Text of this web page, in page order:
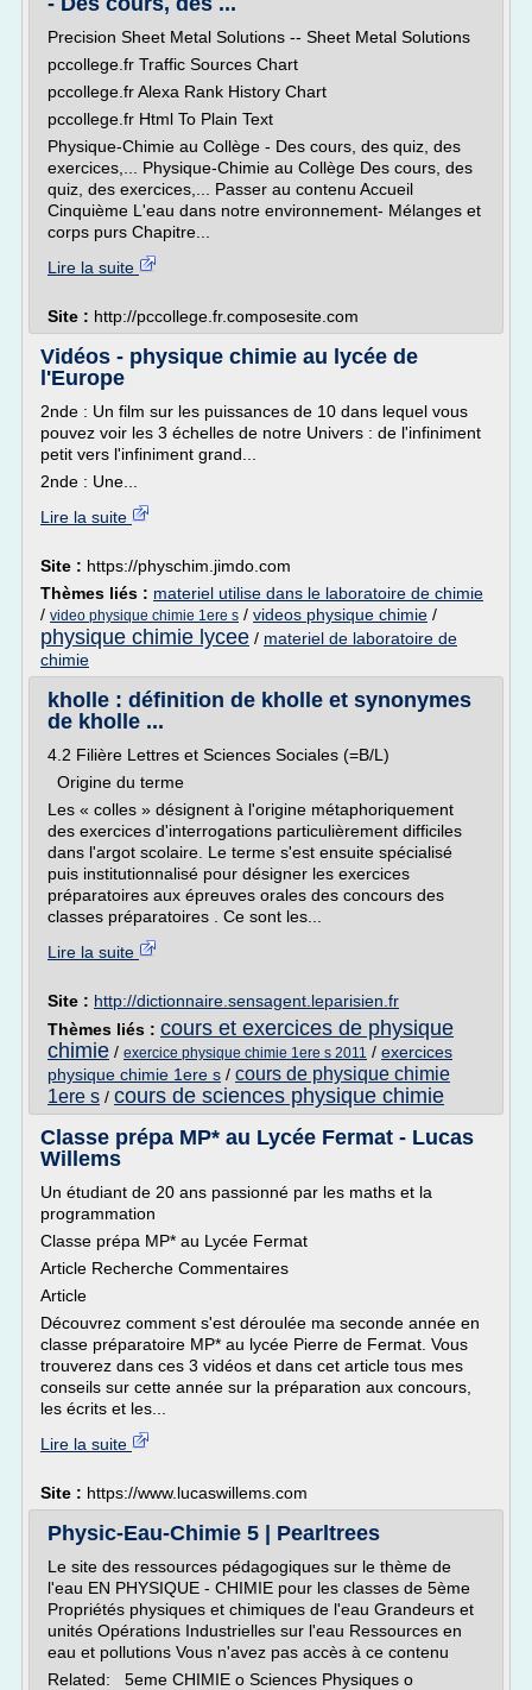
Precision Sheet Metal Solutions -- Sheet Metal Solutions
pccollege.fr Traffic Sources Chart
pccollege.fr Alexa Rank History Chart
pccollege.fr Html To Plain Text
Physique-Chimie au Collège - Des cours, des quiz, des
exercices,... Physique-Chimie au Collège Des cours, des
quiz, des exercices,... Passer au contenu Accueil
Cinquième L'eau dans notre environnement- Mélanges et
corps purs Chapitre...
Lire la suite
Site : http://pccollege.fr.composesite.com
Vidéos - physique chimie au lycée de
l'Europe
2nde : Un film sur les puissances de 10 dans lequel vous
pouvez voir les 3 échelles de notre Univers : de l'infiniment
petit vers l'infiniment grand...
2nde : Une...
Lire la suite
Site : https://physchim.jimdo.com
Thèmes liés : materiel utilise dans le laboratoire de chimie
/ video physique chimie 1ere s / videos physique chimie /
physique chimie lycee / materiel de laboratoire de
chimie
kholle : définition de kholle et synonymes
de kholle ...
4.2 Filière Lettres et Sciences Sociales (=B/L)
Origine du terme
Les « colles » désignent à l'origine métaphoriquement
des exercices d'interrogations particulièrement difficiles
dans l'argot scolaire. Le terme s'est ensuite spécialisé
puis institutionnalisé pour désigner les exercices
préparatoires aux épreuves orales des concours des
classes préparatoires . Ce sont les...
Lire la suite
Site : http://dictionnaire.sensagent.leparisien.fr
Thèmes liés : cours et exercices de physique
chimie / exercice physique chimie 1ere s 2011 / exercices
physique chimie 1ere s / cours de physique chimie
1ere s / cours de sciences physique chimie
Classe prépa MP* au Lycée Fermat - Lucas
Willems
Un étudiant de 20 ans passionné par les maths et la
programmation
Classe prépa MP* au Lycée Fermat
Article Recherche Commentaires
Article
Découvrez comment s'est déroulée ma seconde année en
classe préparatoire MP* au lycée Pierre de Fermat. Vous
trouverez dans ces 3 vidéos et dans cet article tous mes
conseils sur cette année sur la préparation aux concours,
les écrits et les...
Lire la suite
Site : https://www.lucaswillems.com
Physic-Eau-Chimie 5 | Pearltrees
Le site des ressources pédagogiques sur le thème de
l'eau EN PHYSIQUE - CHIMIE pour les classes de 5ème
Propriétés physiques et chimiques de l'eau Grandeurs et
unités Opérations Industrielles sur l'eau Ressources en
eau et pollutions Vous n'avez pas accès à ce contenu
Related: 5eme CHIMIE o Sciences Physiques o